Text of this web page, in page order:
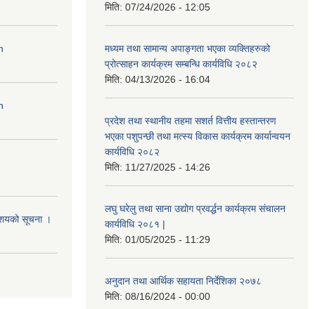
सूचना ।
मिति: 07/24/2026 - 12:05
मध्यम तथा सामान्य अपाङ्गता भएका व्यक्तिहरुको
प्रोत्साहन कार्यक्रम सम्बन्धि कार्यविधि २०८२
मिति: 04/13/2026 - 16:04
प्रदेश तथा स्थानीय तहमा सशर्त वित्तीय हस्तान्तरण
भएका पशुपन्छी तथा मत्स्य विकास कार्यक्रम कार्यान्वयन
कार्यविधि २०८२
मिति: 11/27/2025 - 14:26
लघु घरेलु तथा साना उद्योग प्रवर्द्धन कार्यक्रम संचालन
कार्यविधि २०८१ |
मिति: 01/05/2025 - 11:29
अनुदान तथा आर्थिक सहायता निर्देशिका २०७८
मिति: 08/16/2024 - 00:00